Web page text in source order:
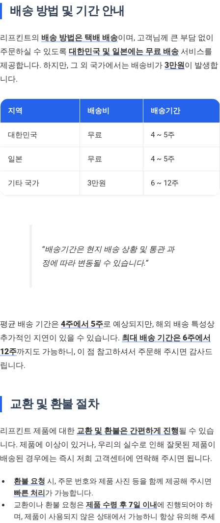
배송 방법 및 기간 안내
리프킨트의 배송 방법은 택배 배송이며, 고객님께 큰 부담 없이
주문하실 수 있도록 대한민국 및 일본에는 무료 배송 서비스를
제공합니다. 하지만, 그 외 국가에서는 배송비가 3만원이 발생합
니다.
지역 배송비 배송기간
대한민국 무료 4 ~ 5주
일본 무료 4 ~ 5주
기타 국가 3만원 6 ~ 12주
“배송기간은 현지 배송 상황 및 통관 과
정에 따라 변동될 수 있습니다.”
평균 배송 기간은 4주에서 5주로 예상되지만, 해외 배송 특성상
추가적인 지연이 있을 수 있습니다. 최대 배송 기간은 6주에서
12주까지도 가능하니, 이 점 참고하셔서 주문해 주시면 감사드
립니다.
교환 및 환불 절차
리프킨트 제품에 대한 교환 및 환불은 간편하게 진행될 수 있습
니다. 제품에 이상이 있거나, 우리의 실수로 인해 잘못된 제품이
배송된 경우에는 즉시 저희 고객센터에 연락해 주시면 됩니다.
환불 요청 시, 주문 번호와 제품 사진 등을 함께 제공해 주시면
빠른 처리가 가능합니다.
교환이나 환불 요청은 제품 수령 후 7일 이내에 진행되어야 하
며, 제품이 사용되지 않은 상태에서 가능하니 항상 유의해 주세